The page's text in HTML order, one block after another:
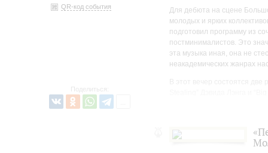
QR-код события
Поделиться:
Для дебюта на сцене
молодых и ярких
подготовил программу из
постминималистов. Это
эта музыка иная, она не
неакадемических жанрах
Майкла Гордона и
королевы метамодерна